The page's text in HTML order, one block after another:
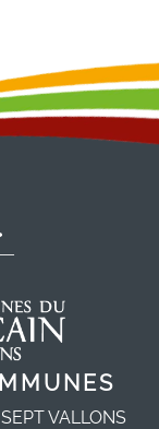
VALLONS